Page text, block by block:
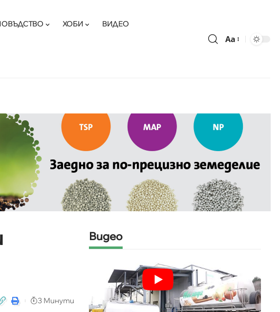
ХОБИ ВИДЕО
Aa
3 Минути
Видео